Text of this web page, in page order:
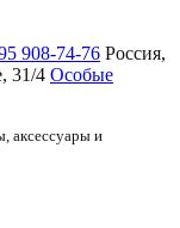
908-74-76 Россия,
31/4 Особые
аксессуары и